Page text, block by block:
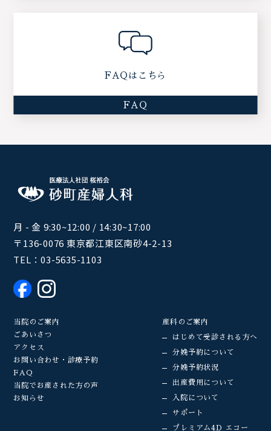
FAQはこちら
FAQ
月 - 金 9:30~12:00 / 14:30~17:00
〒136-0076 東京都江東区南砂4-2-13
TEL：03-5635-1103
当院のご案内
ごあいさつ
アクセス
お問い合わせ・診療予約
FAQ
当院でお産された方の声
お知らせ
産科のご案内
はじめて受診される方へ
分娩予約について
分娩予約状況
出産費用について
入院について
サポート
プレミアム4D エコー